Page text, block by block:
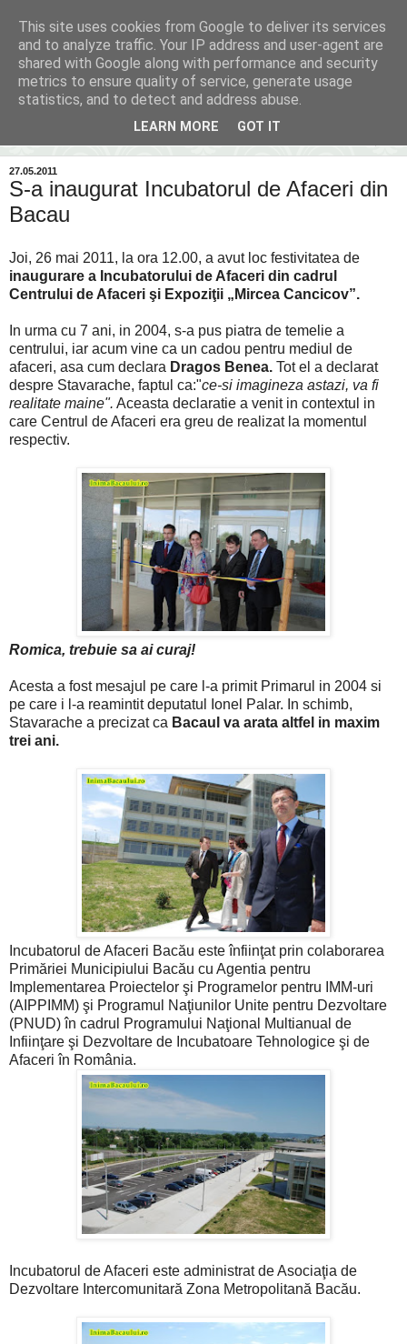
Inima Bacăului
Din inima Bacăului...spre inima ta...
27.05.2011
S-a inaugurat Incubatorul de Afaceri din
Bacau
Joi, 26 mai 2011, la ora 12.00, a avut loc festivitatea de
inaugurare a Incubatorului de Afaceri din cadrul
Centrului de Afaceri şi Expoziţii „Mircea Cancicov”.
In urma cu 7 ani, in 2004, s-a pus piatra de temelie a
centrului, iar acum vine ca un cadou pentru mediul de
afaceri, asa cum declara Dragos Benea. Tot el a declarat
despre Stavarache, faptul ca:"ce-si imagineza astazi, va fi
realitate maine". Aceasta declaratie a venit in contextul in
care Centrul de Afaceri era greu de realizat la momentul
respectiv.
Romica, trebuie sa ai curaj!
Acesta a fost mesajul pe care l-a primit Primarul in 2004 si
pe care i l-a reamintit deputatul Ionel Palar. In schimb,
Stavarache a precizat ca Bacaul va arata altfel in maxim
trei ani.
Incubatorul de Afaceri Bacău este înfiinţat prin colaborarea
Primăriei Municipiului Bacău cu Agentia pentru
Implementarea Proiectelor şi Programelor pentru IMM-uri
(AIPPIMM) şi Programul Naţiunilor Unite pentru Dezvoltare
(PNUD) în cadrul Programului Naţional Multianual de
Infiinţare şi Dezvoltare de Incubatoare Tehnologice şi de
Afaceri în România.
Incubatorul de Afaceri este administrat de Asociaţia de
Dezvoltare Intercomunitară Zona Metropolitană Bacău.
This site uses cookies from Google to deliver its services
and to analyze traffic. Your IP address and user-agent are
shared with Google along with performance and security
metrics to ensure quality of service, generate usage
statistics, and to detect and address abuse.
LEARN MORE GOT IT